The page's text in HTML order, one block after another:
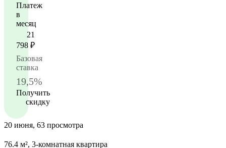
Платеж
в
месяц
21
798 ₽
Базовая
ставка
19,5%
Получить
скидку
20 июня, 63 просмотра
76.4 м², 3-комнатная квартира